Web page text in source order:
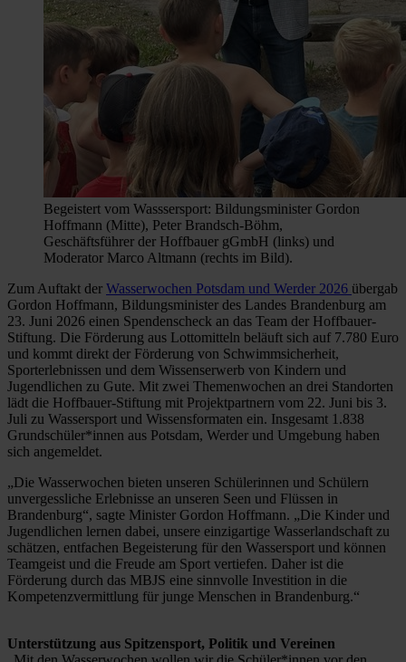
Begeistert vom Wasssersport: Bildungsminister Gordon
Hoffmann (Mitte), Peter Brandsch-Böhm,
Geschäftsführer der Hoffbauer gGmbH (links) und
Moderator Marco Altmann (rechts im Bild).
Zum Auftakt der Wasserwochen Potsdam und Werder 2026 übergab
Gordon Hoffmann, Bildungsminister des Landes Brandenburg am
23. Juni 2026 einen Spendenscheck an das Team der Hoffbauer-
Stiftung. Die Förderung aus Lottomitteln beläuft sich auf 7.780 Euro
und kommt direkt der Förderung von Schwimmsicherheit,
Sporterlebnissen und dem Wissenserwerb von Kindern und
Jugendlichen zu Gute. Mit zwei Themenwochen an drei Standorten
lädt die Hoffbauer-Stiftung mit Projektpartnern vom 22. Juni bis 3.
Juli zu Wassersport und Wissensformaten ein. Insgesamt 1.838
Grundschüler*innen aus Potsdam, Werder und Umgebung haben
sich angemeldet.
„Die Wasserwochen bieten unseren Schülerinnen und Schülern
unvergessliche Erlebnisse an unseren Seen und Flüssen in
Brandenburg“, sagte Minister Gordon Hoffmann. „Die Kinder und
Jugendlichen lernen dabei, unsere einzigartige Wasserlandschaft zu
schätzen, entfachen Begeisterung für den Wassersport und können
Teamgeist und die Freude am Sport vertiefen. Daher ist die
Förderung durch das MBJS eine sinnvolle Investition in die
Kompetenzvermittlung für junge Menschen in Brandenburg.“
Unterstützung aus Spitzensport, Politik und Vereinen